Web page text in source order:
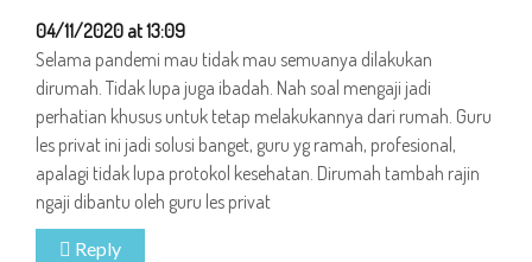
04/11/2020 at 13:09
Selama pandemi mau tidak mau semuanya dilakukan
dirumah. Tidak lupa juga ibadah. Nah soal mengaji jadi
perhatian khusus untuk tetap melakukannya dari rumah. Guru
les privat ini jadi solusi banget, guru yg ramah, profesional,
apalagi tidak lupa protokol kesehatan. Dirumah tambah rajin
ngaji dibantu oleh guru les privat
Reply